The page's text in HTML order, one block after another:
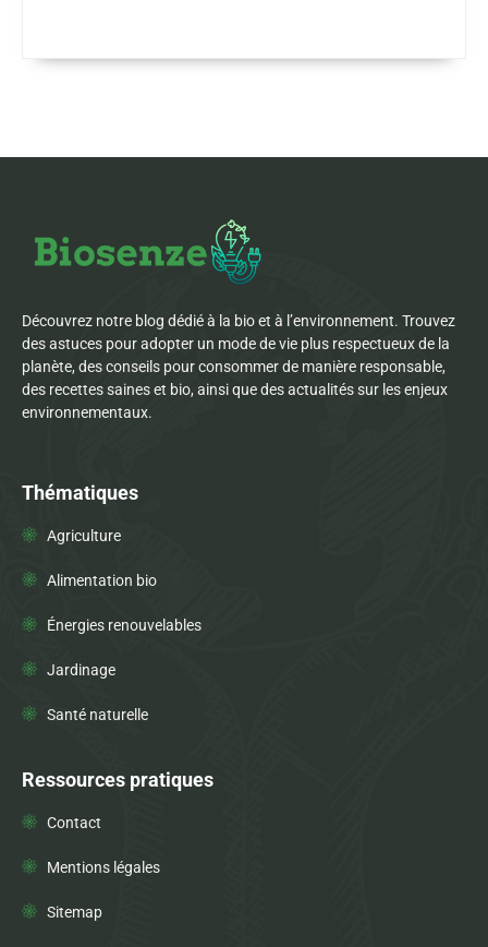
Découvrez notre blog dédié à la bio et à l’environnement. Trouvez
des astuces pour adopter un mode de vie plus respectueux de la
planète, des conseils pour consommer de manière responsable,
des recettes saines et bio, ainsi que des actualités sur les enjeux
environnementaux.
Thématiques
Agriculture
Alimentation bio
Énergies renouvelables
Jardinage
Santé naturelle
Ressources pratiques
Contact
Mentions légales
Sitemap